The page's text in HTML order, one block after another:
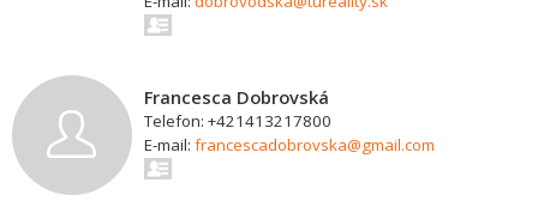
Francesca Dobrovská
Telefon: +421413217800
E-mail: francescadobrovska@gmail.com